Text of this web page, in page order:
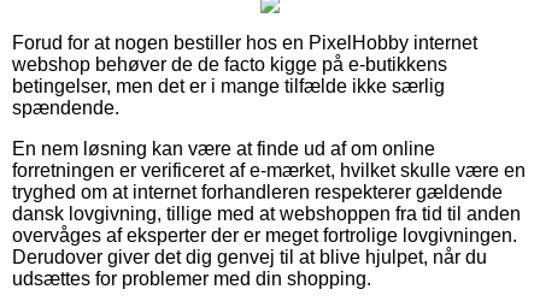
Forud for at nogen bestiller hos en PixelHobby internet
webshop behøver de de facto kigge på e-butikkens
betingelser, men det er i mange tilfælde ikke særlig
spændende.
En nem løsning kan være at finde ud af om online
forretningen er verificeret af e-mærket, hvilket skulle være en
tryghed om at internet forhandleren respekterer gældende
dansk lovgivning, tillige med at webshoppen fra tid til anden
overvåges af eksperter der er meget fortrolige lovgivningen.
Derudover giver det dig genvej til at blive hjulpet, når du
udsættes for problemer med din shopping.